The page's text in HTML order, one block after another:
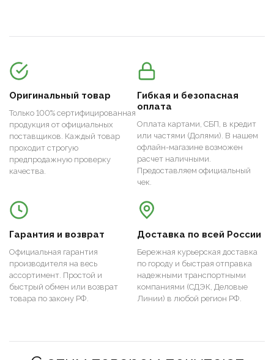
Оригинальный товар
Только 100% сертифицированная
продукция от официальных
поставщиков. Каждый товар
проходит строгую
предпродажную проверку
качества.
Гибкая и безопасная
оплата
Оплата картами, СБП, в кредит
или частями (Долями). В нашем
офлайн-магазине возможен
расчет наличными.
Предоставляем официальный
чек.
Гарантия и возврат
Официальная гарантия
производителя на весь
ассортимент. Простой и
быстрый обмен или возврат
товара по закону РФ.
Доставка по всей России
Бережная курьерская доставка
по городу и быстрая отправка
надежными транспортными
компаниями (СДЭК, Деловые
Линии) в любой регион РФ.